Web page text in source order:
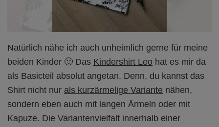
Natürlich nähe ich auch unheimlich gerne für meine
beiden Kinder 🙂 Das Kindershirt Leo hat es mir da
als Basicteil absolut angetan. Denn, du kannst das
Shirt nicht nur als kurzärmelige Variante nähen,
sondern eben auch mit langen Ärmeln oder mit
Kapuze. Die Variantenvielfalt innerhalb einer